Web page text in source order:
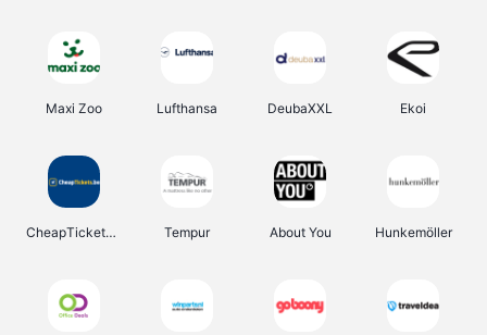
Maxi Zoo Lufthansa DeubaXXL Ekoi
CheapTickets.be Tempur About You Hunkemöller